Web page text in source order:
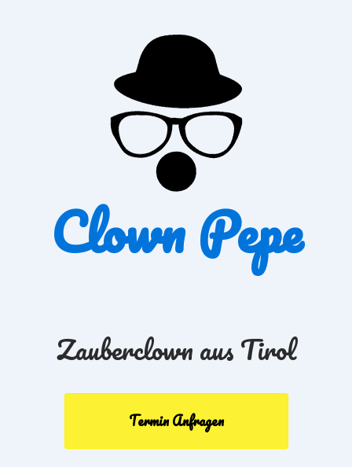
Clown Pepe
Zauberclown aus Tirol
Termin Anfragen